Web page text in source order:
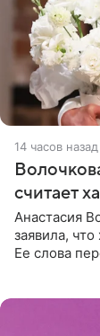
14 часов назад
считает
Анастасия
заявила,
Ее слова